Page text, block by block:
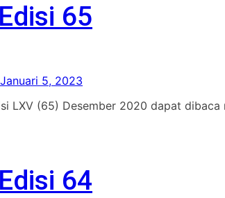
65
Januari 5, 2023
LXV (65) Desember 2020 dapat
64